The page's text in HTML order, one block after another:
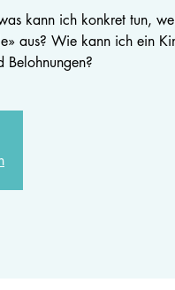
kann ich konkret tun,
aus? Wie kann ich ein
Belohnungen?